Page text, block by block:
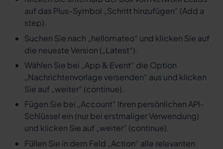
auf das Plus-Symbol „Schritt hinzufügen“ (Add a
step).
Suchen Sie nach „hellomateo“ und klicken Sie auf
die neueste Version („Latest“).
Wählen Sie bei „App & Event“ die Option
„Nachrichtenvorlage versenden“ aus und klicken
Sie auf „weiter“ (continue).
Fügen Sie bei „Account“ Ihren persönlichen API-
Schlüssel ein (nur bei erstmaliger Verwendung)
und klicken Sie auf „weiter“ (continue).
Füllen Sie in dem Feld „Action“ alle relevanten